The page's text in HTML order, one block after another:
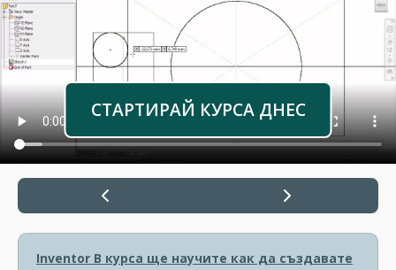
СТАРТИРАЙ КУРСА ДНЕС
Inventor В курса ще научите как да създавате